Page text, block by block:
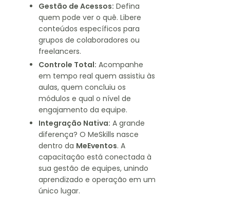
Gestão de Acessos: Defina
quem pode ver o quê. Libere
conteúdos específicos para
grupos de colaboradores ou
freelancers.
Controle Total: Acompanhe
em tempo real quem assistiu às
aulas, quem concluiu os
módulos e qual o nível de
engajamento da equipe.
Integração Nativa: A grande
diferença? O MeSkills nasce
dentro da MeEventos. A
capacitação está conectada à
sua gestão de equipes, unindo
aprendizado e operação em um
único lugar.